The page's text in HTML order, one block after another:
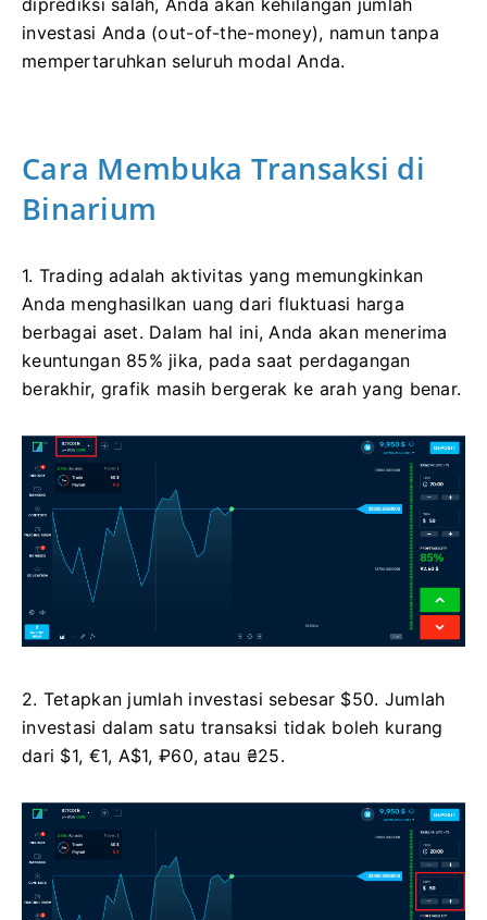
investasi Anda (out-of-the-money), namun tanpa
mempertaruhkan seluruh modal Anda.
Cara Membuka Transaksi di
Binarium
1. Trading adalah aktivitas yang memungkinkan
Anda menghasilkan uang dari fluktuasi harga
berbagai aset. Dalam hal ini, Anda akan menerima
keuntungan 85% jika, pada saat perdagangan
berakhir, grafik masih bergerak ke arah yang benar.
2. Tetapkan jumlah investasi sebesar $50. Jumlah
investasi dalam satu transaksi tidak boleh kurang
dari $1, €1, A$1, ₽60, atau ₴25.